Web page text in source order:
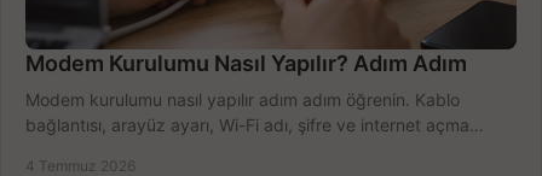
Modem Kurulumu Nasıl Yapılır? Adım Adım
Modem kurulumu nasıl yapılır adım adım öğrenin. Kablo
bağlantısı, arayüz ayarı, Wi-Fi adı, şifre ve internet açma
4 Temmuz 2026